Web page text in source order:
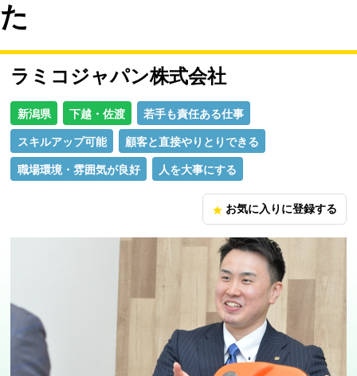
た
ラミコジャパン株式会社
新潟県 下越・佐渡 若手も責任ある仕事
スキルアップ可能 顧客と直接やりとりできる
職場環境・雰囲気が良好 人を大事にする
star お気に入りに登録する